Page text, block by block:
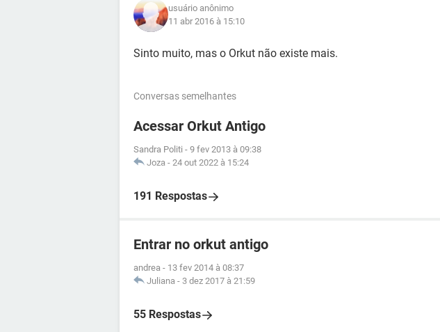
usuário anônimo
11 abr 2016 à 15:10
Sinto muito, mas o Orkut não existe mais.
Conversas semelhantes
Acessar Orkut Antigo
Sandra Politi - 9 fev 2013 à 09:38
Joza - 24 out 2022 à 15:24
191 Respostas
Entrar no orkut antigo
andrea - 13 fev 2014 à 08:37
Juliana - 3 dez 2017 à 21:59
55 Respostas